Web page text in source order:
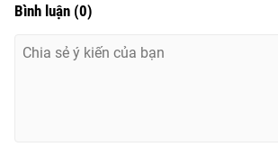
Nguyễn Trọng Ninh
Ðiện thoại Thời báo VTV:
Bình luận (0)